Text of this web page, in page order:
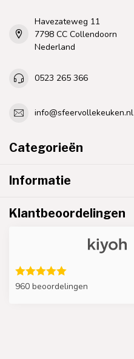
Havezateweg 11
7798 CC Collendoorn
Nederland
0523 265 366
info@sfeervollekeuken.nl
Categorieën
Informatie
Klantbeoordelingen
960 beoordelingen